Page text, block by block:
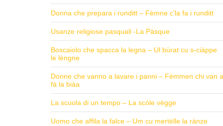
Donna che prepara i runditt – Fèmne c’la fa i runditt
Usanze religiose pasquali -La Pàsque
Boscaiolo che spacca la legna – Ul bùrat cu s-ciàppe
le lèngne
Donne che vanno a lavare i panni – Fèmmen chi van a
fà la biàa
La scuola di un tempo – La scòle vègge
Uomo che affila la falce – Um cu mertèlle la rànze